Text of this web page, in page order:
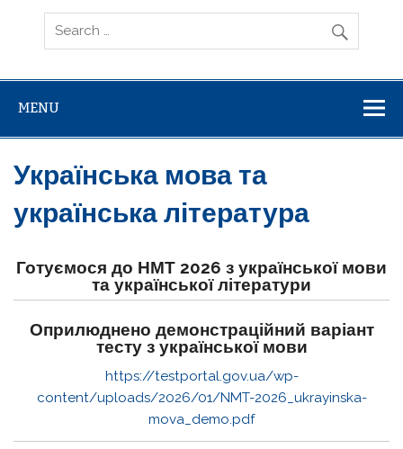
MENU
Українська мова та
українська література
Готуємося до НМТ 2026 з української мови
та української літератури
Оприлюднено демонстраційний варіант
тесту з української мови
https://testportal.gov.ua/wp-
content/uploads/2026/01/NMT-2026_ukrayinska-
mova_demo.pdf